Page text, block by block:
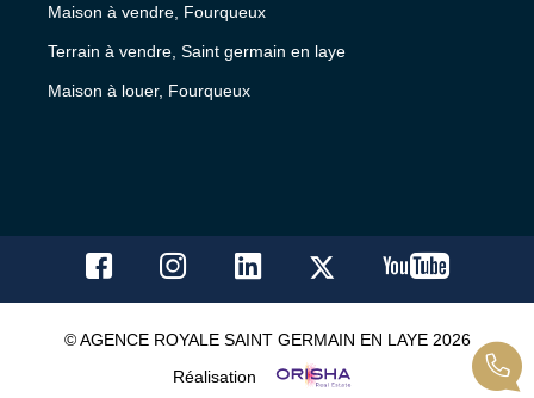
Maison à vendre, Fourqueux
Terrain à vendre, Saint germain en laye
Maison à louer, Fourqueux
© AGENCE ROYALE SAINT GERMAIN EN LAYE 2026
Réalisation